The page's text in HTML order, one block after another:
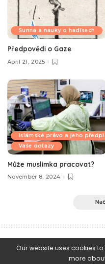
Sunna a nauky o hadísech
Předpovědi o Gaze
April 21, 2025
Islámské právo a jeho
Vaše dotazy
Může muslimka pracovat?
November 8, 2024
Islámské právo a jeho
Our website uses cookies
more